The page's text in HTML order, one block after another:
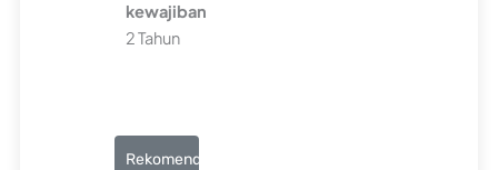
kewajiban
2 Tahun
Rekomendasi